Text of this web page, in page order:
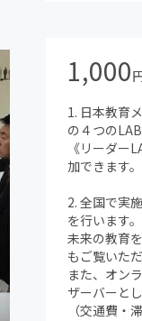
1,000
1. 日本教育
の４つの
《リーダー
加できます。
2. 全国で実
を行います
未来の教育
もご覧いただ
また、オン
ザーバーと
（交通費・